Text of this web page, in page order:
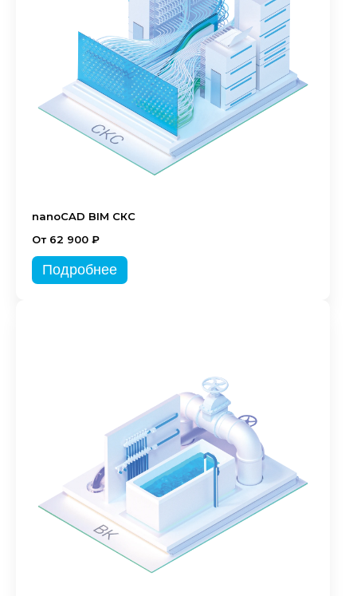
nanoCAD BIM СКС
От 62 900 ₽
Подробнее